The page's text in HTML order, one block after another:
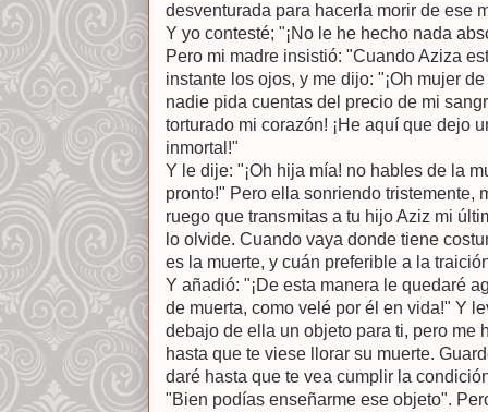
desventurada para hacerla morir de ese
Y yo contesté; "¡No le he hecho nada
Pero mi madre insistió: "Cuando Aziza
instante los ojos, y me dijo: "¡Oh mujer
nadie pida cuentas del precio de mi
torturado mi corazón! ¡He aquí que dejo
inmortal!"
Y le dije: "¡Oh hija mía! no hables de la
pronto!" Pero ella sonriendo tristemente,
ruego que transmitas a tu hijo Aziz mi
lo olvide. Cuando vaya donde tiene
es la muerte, y cuán preferible a la
Y añadió: "¡De esta manera le quedaré
de muerta, como velé por él en vida!" Y
debajo de ella un objeto para ti, pero me
hasta que te viese llorar su muerte.
daré hasta que te vea cumplir la
"Bien podías enseñarme ese objeto".